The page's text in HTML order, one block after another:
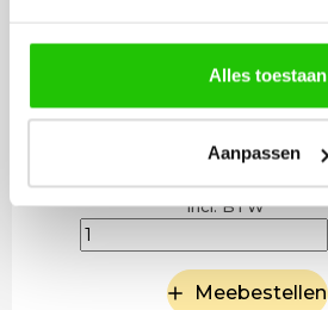
Alles toestaan
Aanpassen
9
Incl. BTW
Meebestellen